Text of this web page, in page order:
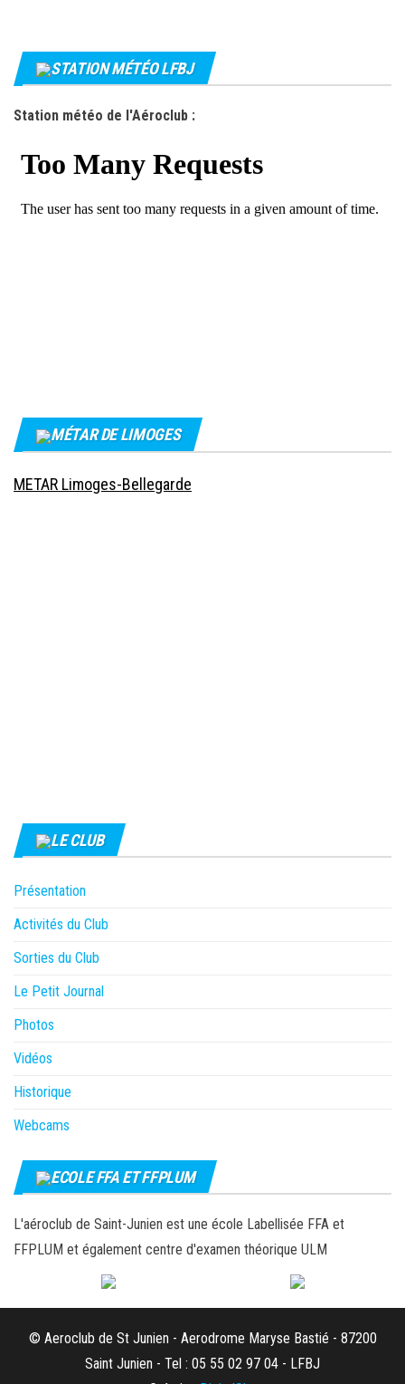
STATION MÉTÉO LFBJ
Station météo de l'Aéroclub :
MÉTAR DE LIMOGES
METAR Limoges-Bellegarde
LE CLUB
Présentation
Activités du Club
Sorties du Club
Le Petit Journal
Photos
Vidéos
Historique
Webcams
ECOLE FFA ET FFPLUM
L'aéroclub de Saint-Junien est une école Labellisée FFA et
FFPLUM et également centre d'examen théorique ULM
© Aeroclub de St Junien - Aerodrome Maryse Bastié - 87200
Saint Junien - Tel : 05 55 02 97 04 - LFBJ